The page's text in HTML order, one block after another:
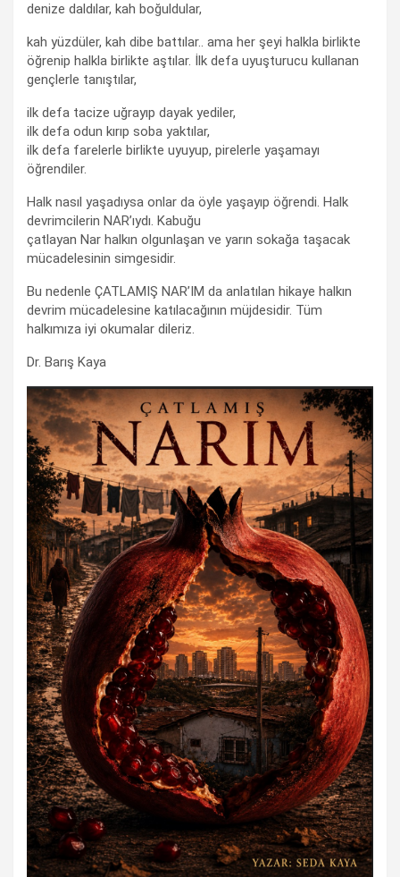
denize daldılar, kah boğuldular,
kah yüzdüler, kah dibe battılar.. ama her şeyi halkla birlikte
öğrenip halkla birlikte aştılar. İlk defa uyuşturucu kullanan
gençlerle tanıştılar,
ilk defa tacize uğrayıp dayak yediler,
ilk defa odun kırıp soba yaktılar,
ilk defa farelerle birlikte uyuyup, pirelerle yaşamayı
öğrendiler.
Halk nasıl yaşadıysa onlar da öyle yaşayıp öğrendi. Halk
devrimcilerin NAR’ıydı. Kabuğu
çatlayan Nar halkın olgunlaşan ve yarın sokağa taşacak
mücadelesinin simgesidir.
Bu nedenle ÇATLAMIŞ NAR’IM da anlatılan hikaye halkın
devrim mücadelesine katılacağının müjdesidir. Tüm
halkımıza iyi okumalar dileriz.
Dr. Barış Kaya